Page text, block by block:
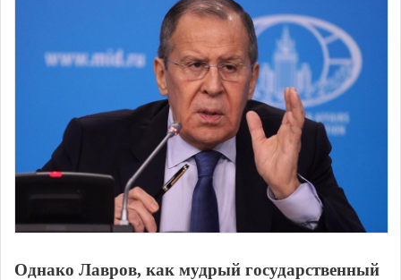
Однако Лавров, как мудрый государственный